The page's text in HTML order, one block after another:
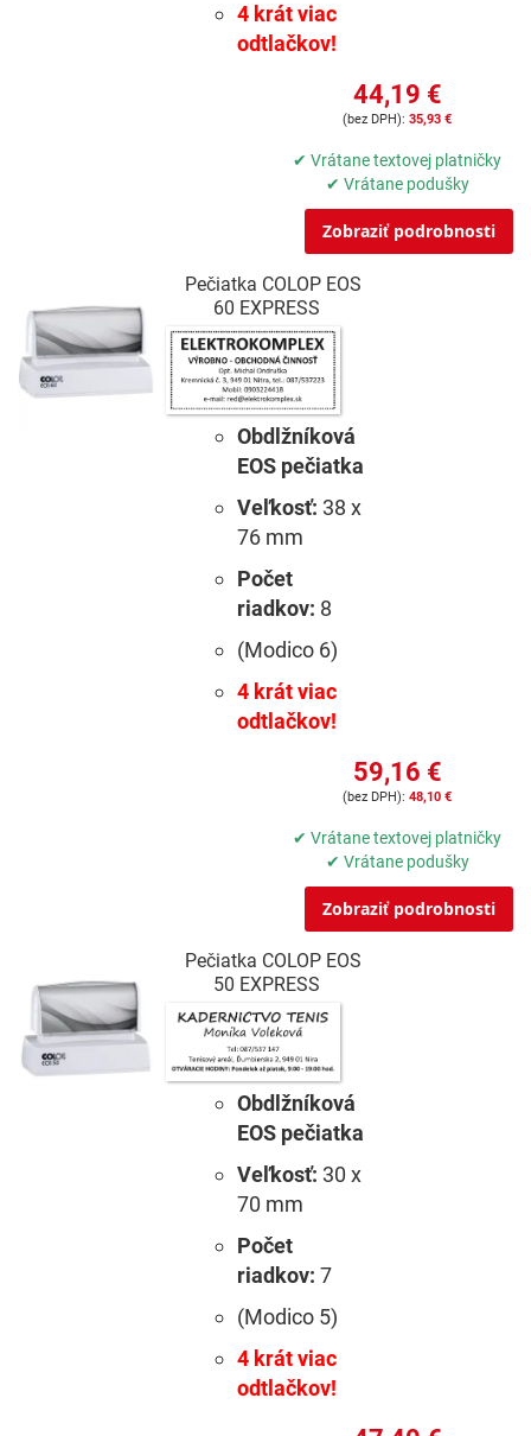
4 krát viac
odtlačkov!
44,19 €
35,93 €
✔ Vrátane textovej platničky
✔ Vrátane podušky
Zobraziť podrobnosti
Pečiatka COLOP EOS
60 EXPRESS
Obdlžníková
EOS pečiatka
Veľkosť: 38 x
76 mm
Počet
riadkov: 8
(Modico 6)
4 krát viac
odtlačkov!
59,16 €
48,10 €
✔ Vrátane textovej platničky
✔ Vrátane podušky
Zobraziť podrobnosti
Pečiatka COLOP EOS
50 EXPRESS
Obdlžníková
EOS pečiatka
Veľkosť: 30 x
70 mm
Počet
riadkov: 7
(Modico 5)
4 krát viac
odtlačkov!